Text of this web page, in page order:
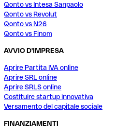
Qonto vs Intesa Sanpaolo
Qonto vs Revolut
Qonto vs N26
Qonto vs Finom
AVVIO D'IMPRESA
Aprire Partita IVA online
Aprire SRL online
Aprire SRLS online
Costituire startup innovativa
Versamento del capitale sociale
FINANZIAMENTI